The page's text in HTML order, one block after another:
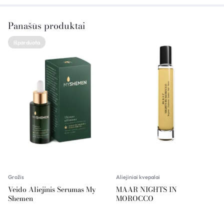
Panašūs produktai
Išparduota
Grožis
Veido Aliejinis Serumas My
Shemen
Aliejiniai kvepalai
MAAR NIGHTS IN
MOROCCO